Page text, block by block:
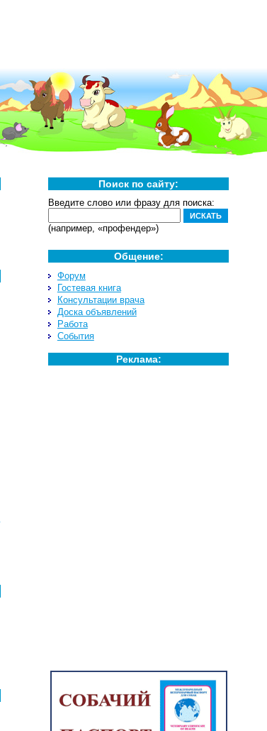
Поиск по сайту:
Введите слово или фразу для поиска:
(например, «профендер»)
Общение:
Форум
Гостевая книга
Консультации врача
Доска объявлений
Работа
События
Реклама: